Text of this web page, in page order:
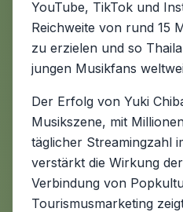
YouTube, TikTok und
Reichweite von rund 15
zu erzielen und so
jungen Musikfans
Der Erfolg von Yuki
Musikszene, mit
täglicher Streamingzahl
verstärkt die Wirkung
Verbindung von
Tourismusmarketing